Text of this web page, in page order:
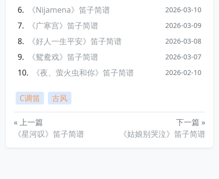
《Nijamena》笛子简谱 2026-03-10
《广寒宫》笛子简谱 2026-03-09
《好人一生平安》笛子简谱 2026-03-08
《鸳鸯戏》笛子简谱 2026-03-07
《夜、萤火虫和你》笛子简谱 2026-02-10
C调笛 古风
« 上一篇
《星河叹》笛子简谱
下一篇 »
《姑娘别哭泣》笛子简谱